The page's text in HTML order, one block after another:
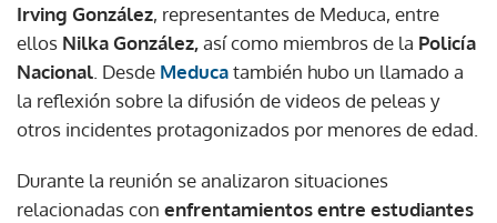
Irving González, representantes de Meduca, entre
ellos Nilka González,así como miembros de la Policía
Nacional . Desde Meducatambién hubo un llamado a
la reflexión sobre la difusión de videos de peleas y
otros incidentes protagonizados por menores de edad.
Durante la reunión se analizaron situaciones
relacionadas con enfrentamientos entre estudiantes